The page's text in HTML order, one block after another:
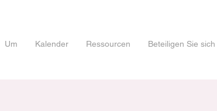
Um Kalender Ressourcen Beteiligen Sie sich